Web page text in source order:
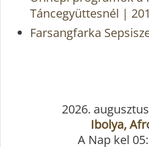
Táncegyüttesnél |
Farsangfarka
2026.
Ibolya,
A Nap kel